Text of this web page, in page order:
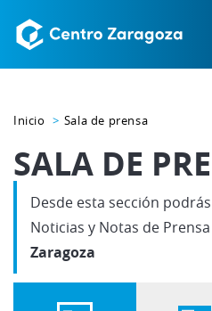
Inicio Sala de prensa
SALA DE
Desde esta sección
Noticias y Notas de
Zaragoza